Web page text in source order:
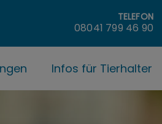
TELEFON
08041 799 46 90
Infos für Tierhalter